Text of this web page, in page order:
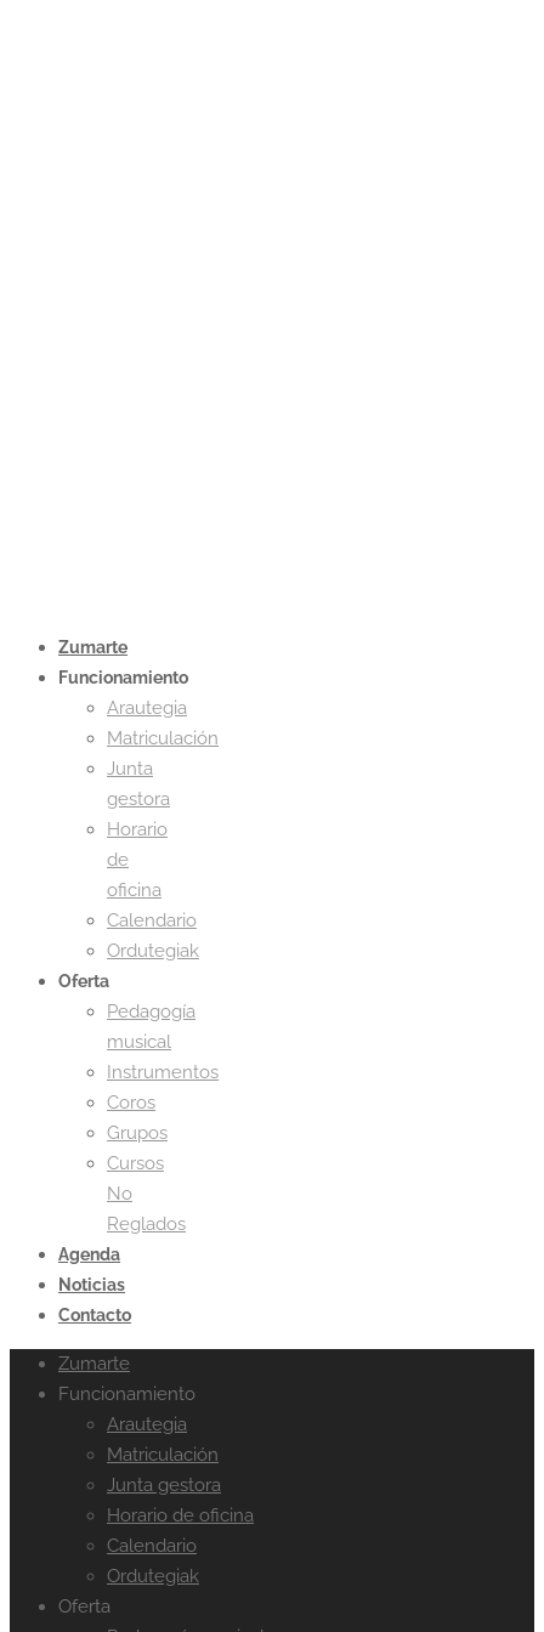
Zumarte
Funcionamiento
Arautegia
Matriculación
Junta
gestora
Horario
de
oficina
Calendario
Ordutegiak
Oferta
Pedagogía
musical
Instrumentos
Coros
Grupos
Cursos
No
Reglados
Agenda
Noticias
Contacto
Zumarte
Funcionamiento
Arautegia
Matriculación
Junta gestora
Horario de oficina
Calendario
Ordutegiak
Oferta